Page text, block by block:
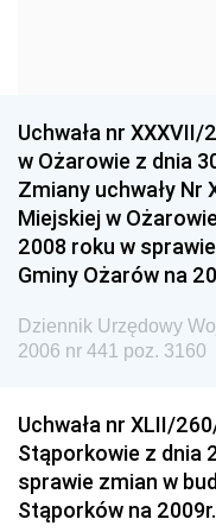
Dziennik
Dziennik Urzędowy
Konsumentów
Dziennik
Społecznej
Dziennik Urzędowy
Dziennik
Przemysłu
Dziennik
Społecznej
Uchwała nr
w Ożarowie z dnia
Zmiany uchwały Nr
Miejskiej w
2008 roku w
Gminy Ożarów na
Dziennik Urzędowy
2006 nr 441 poz. 3160
Uchwała nr XLII/
Stąporkowie z dnia
sprawie zmian w
Stąporków na 2009r.